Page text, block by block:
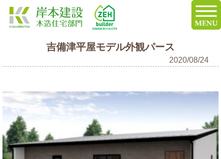
吉備津平屋モデル外観パース
2020/08/24